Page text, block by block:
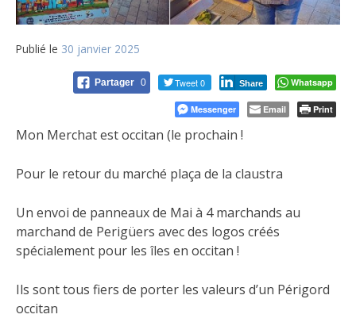
Publié le 30 janvier 2025
Partager 0 Tweet 0 Share Whatsapp
Messenger Email Print
Mon Merchat est occitan (le prochain !
Pour le retour du marché plaça de la claustra
Un envoi de panneaux de Mai à 4 marchands au
marchand de Perigüers avec des logos créés
spécialement pour les îles en occitan !
Ils sont tous fiers de porter les valeurs d’un Périgord
occitan